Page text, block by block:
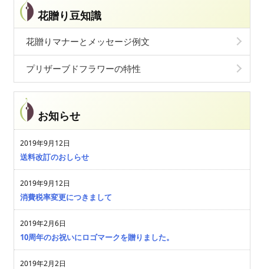
花贈り豆知識
花贈りマナーとメッセージ例文
プリザーブドフラワーの特性
お知らせ
2019年9月12日
送料改訂のおしらせ
2019年9月12日
消費税率変更につきまして
2019年2月6日
10周年のお祝いにロゴマークを贈りました。
2019年2月2日